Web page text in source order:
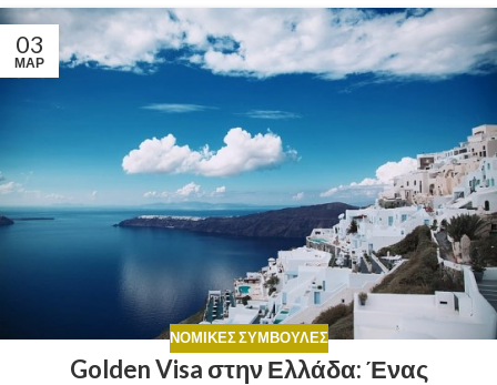
03
ΜΑΡ
ΝΟΜΙΚΈΣ ΣΥΜΒΟΥΛΈΣ
Golden Visa στην Ελλάδα: Ένας